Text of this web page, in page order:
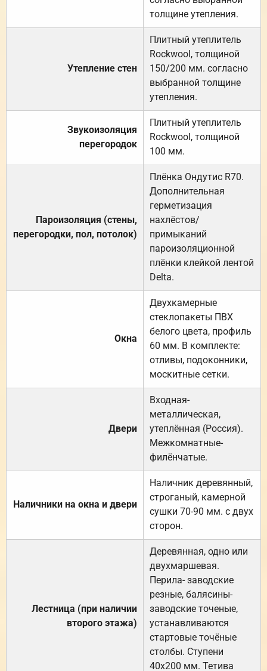
толщине утепления.
Утепление стен
Плитный утеплитель
Rockwool, толщиной
150/200 мм. согласно
выбранной толщине
утепления.
Звукоизоляция
перегородок
Плитный утеплитель
Rockwool, толщиной
100 мм.
Пароизоляция (стены,
перегородки, пол, потолок)
Плёнка Ондутис R70.
Дополнительная
герметизация
нахлёстов/
примыканий
пароизоляционной
плёнки клейкой лентой
Delta.
Окна
Двухкамерные
стеклопакеты ПВХ
белого цвета, профиль
60 мм. В комплекте:
отливы, подоконники,
москитные сетки.
Двери
Входная-
металлическая,
утеплённая (Россия).
Межкомнатные-
филёнчатые.
Наличники на окна и двери
Наличник деревянный,
строганый, камерной
сушки 70-90 мм. с двух
сторон.
Лестница (при наличии
второго этажа)
Деревянная, одно или
двухмаршевая.
Перила- заводские
резные, балясины-
заводские точеные,
устанавливаются
стартовые точёные
столбы. Ступени
40х200 мм. Тетива